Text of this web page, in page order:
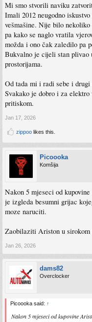
Mi smo stvorili naviku
Imali 2012 neugodno
vešmašine. Nije bilo
pa kako se naglo vratila
možda i ono čak zaledilo pa
Bukvalno je cijeli stan plivao
prostorijama.
Od tada mi i radi sebe i
Svakako je dobro i za elektro
pritiskom.
Jan 17, 2026
zippoo likes this.
Picoooka
Komšija
Nakon 5 mjeseci od
je izgleda besumni grijac
moze naruciti.
Zaobilaziti Ariston u sirokom
Jan 26, 2026
dams82
Overclocker
Picoooka said: ↑
Nakon 5 mjeseci od kupovine